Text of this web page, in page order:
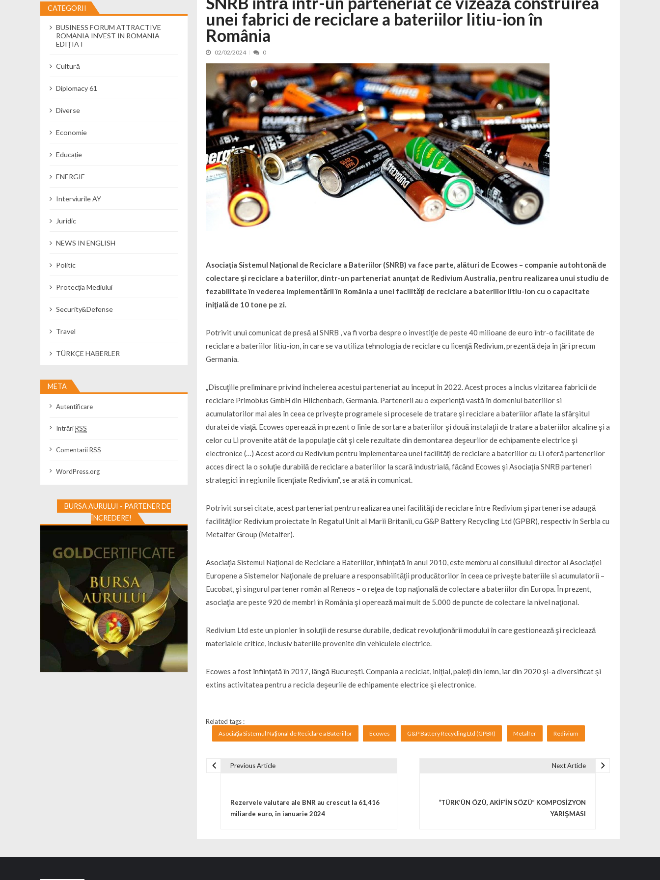
Cseke Attila: Am creat, până în prezent, peste 5.000 de noi locuri în creșe... 15/07/2026
Încă o creșă modernă pentru Alba: 40 de locuri noi la Zlatna prin Programul...
Ministerul Mediului derulează dezbaterea publică pentru proiectul de lege care...
Ministerul Apărării Naționale participă la efortul național pentru protejar... 04/08/2026
Dobânzi de pânã la 7,50% la ediția FIDELIS din luna august 04/08/2026
MMAP pune în consultare publică proiectul Catalogului național al zonelor pri... 04/08/2026
unei fabrici de reciclare a bateriilor litiu-ion în
România
02/02/2024 0
Asociaţia Sistemul Naţional de Reciclare a Bateriilor (SNRB) va face parte, alături de Ecowes – companie autohtonă de
colectare şi reciclare a bateriilor, dintr-un parteneriat anunţat de Redivium Australia, pentru realizarea unui studiu de
fezabilitate în vederea implementării în România a unei facilităţi de reciclare a bateriilor litiu-ion cu o capacitate
iniţială de 10 tone pe zi.
Potrivit unui comunicat de presă al SNRB , va fi vorba despre o investiţie de peste 40 milioane de euro într-o facilitate de
reciclare a bateriilor litiu-ion, în care se va utiliza tehnologia de reciclare cu licenţă Redivium, prezentă deja în ţări precum
Germania.
„Discuţiile preliminare privind încheierea acestui parteneriat au început în 2022. Acest proces a inclus vizitarea fabricii de
reciclare Primobius GmbH din Hilchenbach, Germania. Partenerii au o experienţă vastă în domeniul bateriilor si
acumulatorilor mai ales în ceea ce priveşte programele si procesele de tratare şi reciclare a bateriilor aflate la sfârşitul
duratei de viaţă. Ecowes operează în prezent o linie de sortare a bateriilor şi două instalaţii de tratare a bateriilor alcaline şi a
celor cu Li provenite atât de la populaţie cât şi cele rezultate din demontarea deşeurilor de echipamente electrice şi
electronice (…) Acest acord cu Redivium pentru implementarea unei facilităţi de reciclare a bateriilor cu Li oferă partenerilor
acces direct la o soluţie durabilă de reciclare a bateriilor la scară industrială, făcând Ecowes şi Asociaţia SNRB parteneri
strategici în regiunile licenţiate Redivium”, se arată în comunicat.
Potrivit sursei citate, acest parteneriat pentru realizarea unei facilităţi de reciclare între Redivium şi parteneri se adaugă
facilităţilor Redivium proiectate în Regatul Unit al Marii Britanii, cu G&P Battery Recycling Ltd (GPBR), respectiv în Serbia cu
Metalfer Group (Metalfer).
Asociaţia Sistemul Naţional de Reciclare a Bateriilor, înfiinţată în anul 2010, este membru al consiliului director al Asociaţiei
Europene a Sistemelor Naţionale de preluare a responsabilităţii producătorilor în ceea ce priveşte bateriile si acumulatorii –
Eucobat, şi singurul partener român al Reneos – o reţea de top naţională de colectare a bateriilor din Europa. În prezent,
asociaţia are peste 920 de membri în România şi operează mai mult de 5.000 de puncte de colectare la nivel naţional.
Redivium Ltd este un pionier în soluţii de resurse durabile, dedicat revoluţionării modului în care gestionează şi reciclează
materialele critice, inclusiv bateriile provenite din vehiculele electrice.
Ecowes a fost înfiinţată în 2017, lângă Bucureşti. Compania a reciclat, iniţial, paleţi din lemn, iar din 2020 şi-a diversificat şi
extins activitatea pentru a recicla deşeurile de echipamente electrice şi electronice.
Related tags :
Asociaţia Sistemul Naţional de Reciclare a Bateriilor Ecowes G&P Battery Recycling Ltd (GPBR) Metalfer Redivium
Previous Article
Rezervele valutare ale BNR au crescut la 61,416
miliarde euro, în ianuarie 2024
Next Article
“TÜRK’ÜN ÖZÜ, AKİF’İN SÖZÜ” KOMPOSİZYON
YARIŞMASI
CATEGORII
BUSINESS FORUM ATTRACTIVE
ROMANIA INVEST IN ROMANIA
EDIȚIA I
Cultură
Diplomacy 61
Diverse
Economie
Educație
ENERGIE
Interviurile AY
Juridic
NEWS IN ENGLISH
Politic
Protecția Mediului
Security&Defense
Travel
TÜRKÇE HABERLER
META
Autentificare
IntrăriRSS
ComentariiRSS
WordPress.org
BURSA AURULUI - PARTENER DE
ÎNCREDERE!